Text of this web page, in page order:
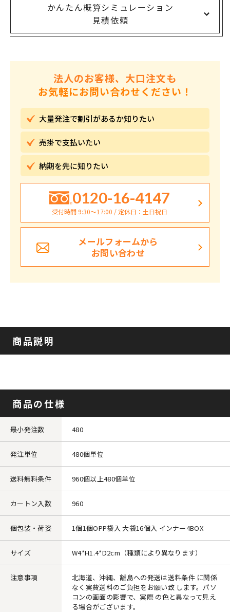
かんたん概算シミュレーション
見積依頼
法人のお客様、大口注文も
お気軽にお問い合わせください！
大量発注で割引があるか知りたい
売掛で支払いたい
納期を先に知りたい
0120-16-4147
受付時間 9:30〜17:00 / 定休日：土日祝日
メールフォームから
お問い合わせ
商品説明
商品の仕様
最小発注数 480
発注単位 480個単位
送料無料条件 960個以上480個単位
カートン入数 960
個包装・荷姿 1個1個OPP袋入 大袋16個入 インナー4BOX
サイズ W4*H1.4*D2cm（種類により異なります）
注意事項
北海道、沖縄、離島への発送は送料条件 に関係
なく実費送料のご負担をお願い致 します。パソ
コンの画面の影響で、実際 の色と異なって見え
る場合がございます。